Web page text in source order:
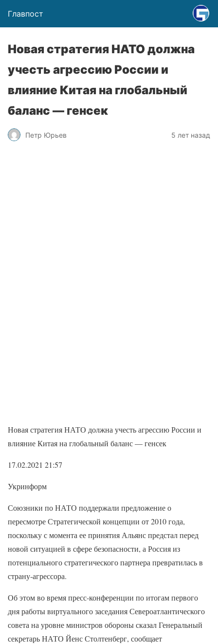
Главпост
Новая стратегия НАТО должна
учесть агрессию России и
влияние Китая на глобальный
баланс — генсек
Петр Юрьев 5 лет назад
Новая стратегия НАТО должна учесть агрессию России и
влияние Китая на глобальный баланс — генсек
17.02.2021 21:57
Укринформ
Союзники по НАТО поддержали предложение о
пересмотре Стратегической концепции от 2010 года,
поскольку с момента ее принятия Альянс предстал перед
новой ситуацией в сфере безопасности, а Россия из
потенциального стратегического партнера превратилась в
страну-агрессора.
Об этом во время пресс-конференции по итогам первого
дня работы виртуального заседания Североатлантического
совета на уровне министров обороны сказал Генеральный
секретарь НАТО Йенс Столтенберг, сообщает